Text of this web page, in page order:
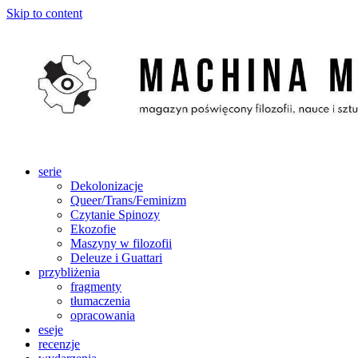
Skip to content
serie
Dekolonizacje
Queer/Trans/Feminizm
Czytanie Spinozy
Ekozofie
Maszyny w filozofii
Deleuze i Guattari
przybliżenia
fragmenty
tłumaczenia
opracowania
eseje
recenzje